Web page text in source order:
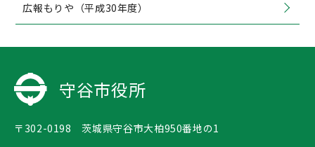
広報もりや（平成30年度）
守谷市役所
〒302-0198 茨城県守谷市大柏950番地の1